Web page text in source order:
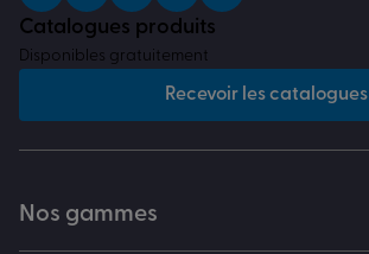
Catalogues produits
Disponibles gratuitement
Recevoir les catalogues
Nos gammes